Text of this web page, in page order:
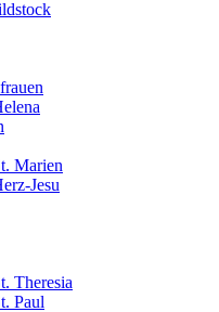
Marien
Jesu
Theresia
Paul